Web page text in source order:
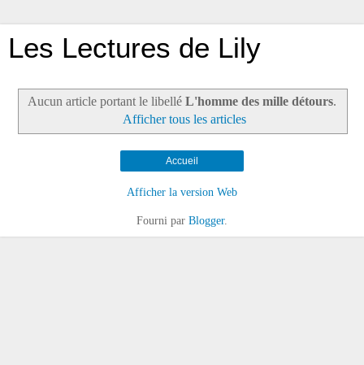
Les Lectures de Lily
Aucun article portant le libellé L'homme des mille détours.
Afficher tous les articles
Accueil
Afficher la version Web
Fourni par Blogger.